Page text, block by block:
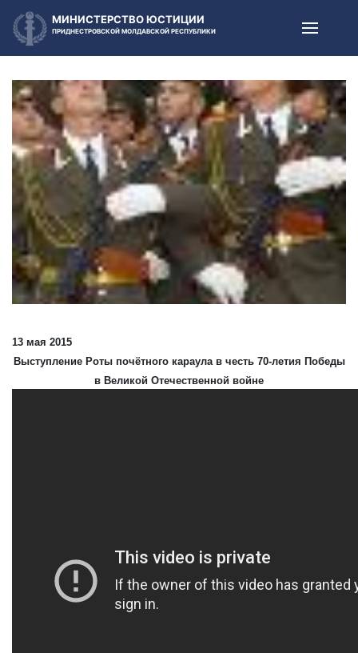
МИНИСТЕРСТВО ЮСТИЦИИ
ПРИДНЕСТРОВСКОЙ МОЛДАВСКОЙ РЕСПУБЛИКИ
13 мая 2015
Выступление Роты почётного караула в честь 70-летия Победы
в Великой Отечественной войне